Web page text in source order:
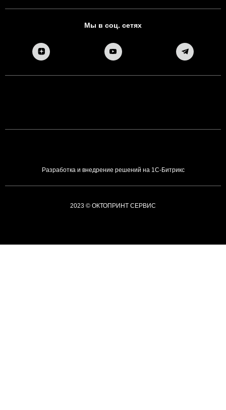
Мы в соц. сетях
Разработка и внедрение решений на 1С-Битрикс
2023 © ОКТОПРИНТ СЕРВИС